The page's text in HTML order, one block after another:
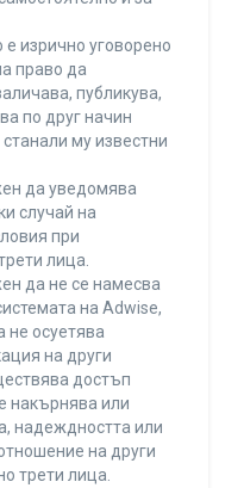
е изрично уговорено
право да
публикува,
по друг начин
му известни
да уведомява
случай на
при
лица.
да не се намесва
на Adwise,
не осуетява
на други
достъп
накърнява или
надеждността или
на други
трети лица.